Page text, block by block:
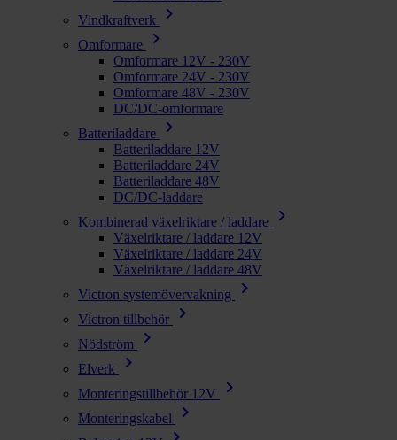
Vindkraftverk
chevron_right
Omformare chevron_right
Omformare 12V - 230V
Omformare 24V - 230V
Omformare 48V - 230V
DC/DC-omformare
Batteriladdare
chevron_right
Batteriladdare 12V
Batteriladdare 24V
Batteriladdare 48V
DC/DC-laddare
Kombinerad växelriktare / laddare
chevron_right
Växelriktare / laddare 12V
Växelriktare / laddare 24V
Växelriktare / laddare 48V
Victron systemövervakning
chevron_right
Victron tillbehör chevron_right
Nödström chevron_right
Elverk chevron_right
Monteringstillbehör 12V chevron_right
Monteringskabel chevron_right